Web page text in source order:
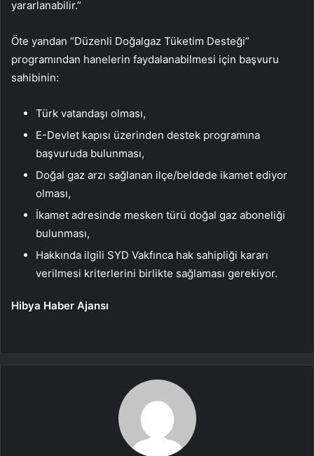
yararlanabilir.”
Öte yandan “Düzenli Doğalgaz Tüketim Desteği”
programından hanelerin faydalanabilmesi için başvuru
sahibinin:
Türk vatandaşı olması,
E-Devlet kapısı üzerinden destek programına
başvuruda bulunması,
Doğal gaz arzı sağlanan ilçe/beldede ikamet ediyor
olması,
İkamet adresinde mesken türü doğal gaz aboneliği
bulunması,
Hakkında ilgili SYD Vakfınca hak sahipliği kararı
verilmesi kriterlerini birlikte sağlaması gerekiyor.
Hibya Haber Ajansı